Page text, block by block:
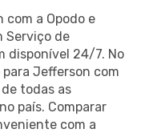
com a Opodo e
Serviço de
disponível 24/7. No
Jefferson com
todas as
país. Comparar
com a